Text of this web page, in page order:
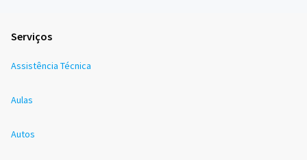
Serviços
Assistência Técnica
Aulas
Autos